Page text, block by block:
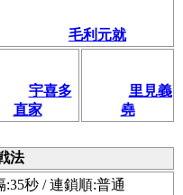
毛利元就
宇喜多
直家
里見義
堯
法
:35秒 / 連鎖順:普通